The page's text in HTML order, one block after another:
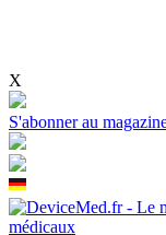
X
S'abonner au